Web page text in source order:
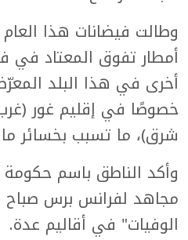
وطالت فيضانات هذا
أمطار تفوق المعتاد في
أخرى في هذا البلد
خصوصًا في إقليم غور
شرق)، ما تسبب بخسائر
وأكد الناطق باسم حكومة
مجاهد لفرانس برس
الوفيات" في أقاليم عدة.